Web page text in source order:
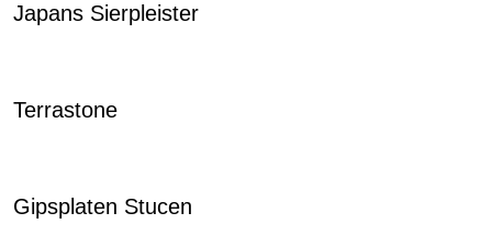
Japans Sierpleister
Terrastone
Gipsplaten Stucen